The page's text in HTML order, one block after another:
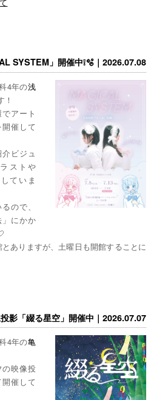
SYSTEM」開催中❕🫧｜2026.07.08
4年の浅
！
アート
催して
ビジュ
ストや
ていま
ので、
にかか
ありますが、土曜日も開館することに
影「綴る星空」開催中｜2026.07.07
4年の亀
映像投
催して